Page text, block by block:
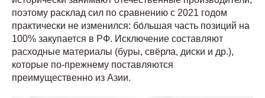
поэтому расклад сил по сравнению с 2021 годом
практически не изменился: бо́льшая часть позиций на
100% закупается в РФ. Исключение составляют
расходные материалы (буры, свёрла, диски и др.),
которые по-прежнему поставляются
преимущественно из Азии.